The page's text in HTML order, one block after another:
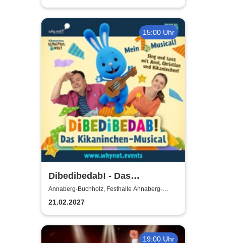
15:00 Uhr
Dibedibedab! - Das
Kikaninchen-Musical
Annaberg-Buchholz, Festhalle Annaberg-
Buchholz
21.02.2027
19:00 Uhr